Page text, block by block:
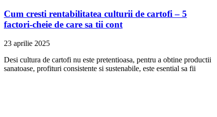
Cum cresti rentabilitatea culturii de cartofi – 5
factori-cheie de care sa tii cont
23 aprilie 2025
Desi cultura de cartofi nu este pretentioasa, pentru a obtine productii
sanatoase, profituri consistente si sustenabile, este esential sa fii